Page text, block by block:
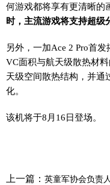
何游戏都将享有更清晰的
时，主流游戏将支持超级
另外，一加Ace 2 Pro首
VC面积与航天级散热材
天级空间散热结构，并通
化。
该机将于8月16日登场。
上一篇： 英童军协会负责人对